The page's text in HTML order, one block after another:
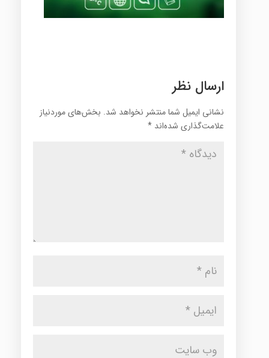
ارسال نظر
نشانی ایمیل شما منتشر نخواهد شد. بخش‌های موردنیاز
علامت‌گذاری شده‌اند *